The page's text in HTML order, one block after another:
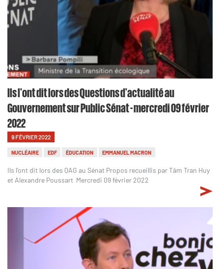
Ils l'ont dit lors des Questions d'actualité au
Gouvernement sur Public Sénat - mercredi 09 février
2022
9 FÉVRIER 2022
NUCLÉAIRE EDF ÉDUCATION EMMANUEL MACRON
Ils l'ont dit lors des QAG au Sénat Propos recueillis par Tâm Tran Huy
et Alexandre Poussart Mercredi 09 février 2022